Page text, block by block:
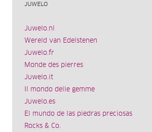
JUWELO
Juwelo.nl
Wereld van Edelstenen
Juwelo.fr
Monde des pierres
Juwelo.it
Il mondo delle gemme
Juwelo.es
El mundo de las piedras preciosas
Rocks & Co.